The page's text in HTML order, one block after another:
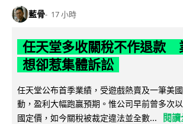
藍骨 17 小時
任天堂多收關稅不作退款
想卻惹集體訴訟
任天堂公布首季業績，受遊戲熱賣及一筆美
動，盈利大幅跑贏預期。惟公司早前曾多次
國定價，如今關稅被裁定違法並全數...
閱